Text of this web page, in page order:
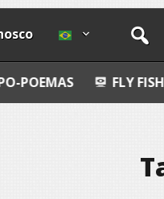
FLY FISHING EU